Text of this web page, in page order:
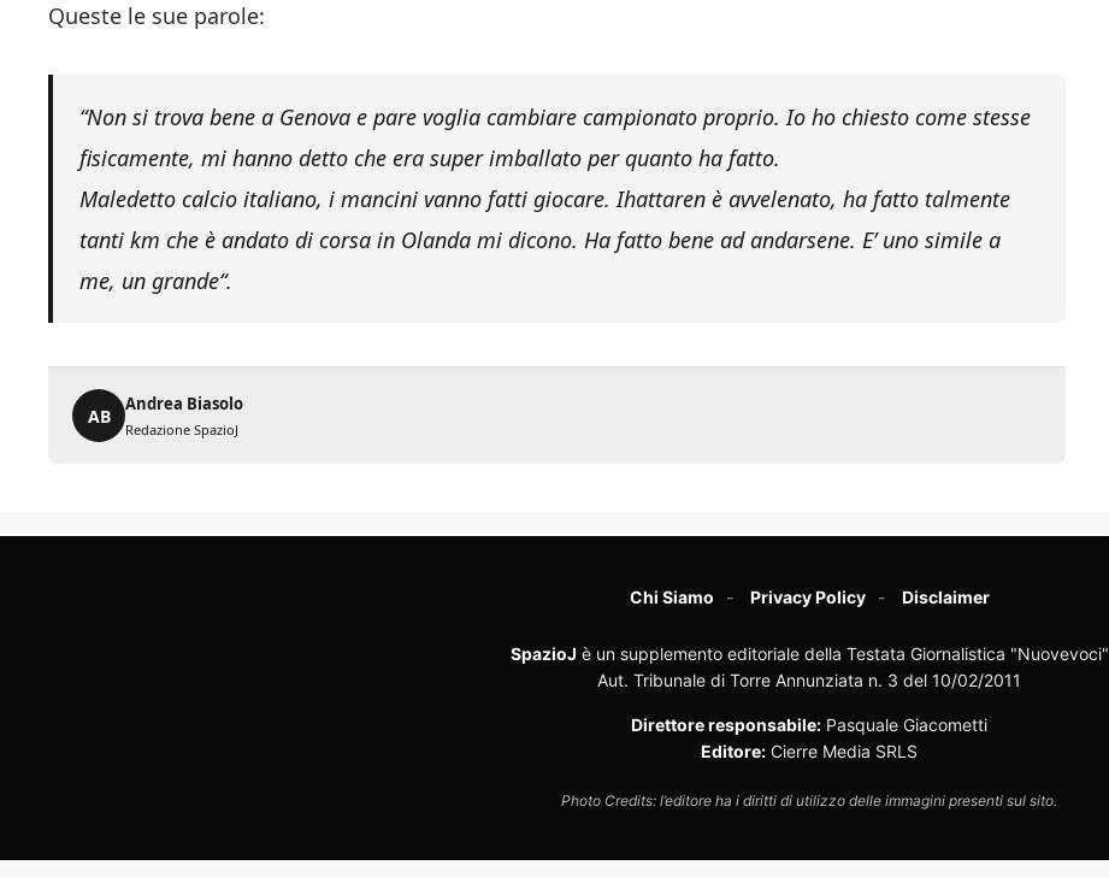
Queste le sue parole:
“Non si trova bene a Genova e pare voglia cambiare campionato proprio. Io ho chiesto come stesse
fisicamente, mi hanno detto che era super imballato per quanto ha fatto.
Maledetto calcio italiano, i mancini vanno fatti giocare. Ihattaren è avvelenato, ha fatto talmente
tanti km che è andato di corsa in Olanda mi dicono. Ha fatto bene ad andarsene. E’ uno simile a
me, un grande“.
AB
Andrea Biasolo
Redazione SpazioJ
Chi Siamo Privacy Policy Disclaimer
SpazioJ è un supplemento editoriale della Testata Giornalistica "Nuovevoci"
Aut. Tribunale di Torre Annunziata n. 3 del 10/02/2011
Direttore responsabile: Pasquale Giacometti
Editore: Cierre Media SRLS
Photo Credits: l’editore ha i diritti di utilizzo delle immagini presenti sul sito.